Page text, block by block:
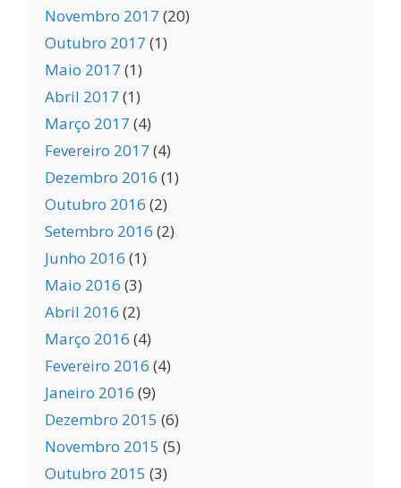
Novembro 2017 (20)
Outubro 2017 (1)
Maio 2017 (1)
Abril 2017 (1)
Março 2017 (4)
Fevereiro 2017 (4)
Dezembro 2016 (1)
Outubro 2016 (2)
Setembro 2016 (2)
Junho 2016 (1)
Maio 2016 (3)
Abril 2016 (2)
Março 2016 (4)
Fevereiro 2016 (4)
Janeiro 2016 (9)
Dezembro 2015 (6)
Novembro 2015 (5)
Outubro 2015 (3)